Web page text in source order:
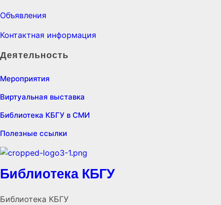
Объявления
Контактная информация
Деятельность
Мероприятия
Виртуальная выставка
Библиотека КБГУ в СМИ
Полезные ссылки
Библиотека КБГУ
Библиотека КБГУ